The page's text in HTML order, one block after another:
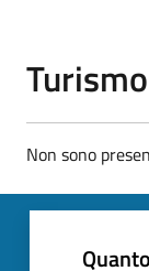
Turismo
Non sono